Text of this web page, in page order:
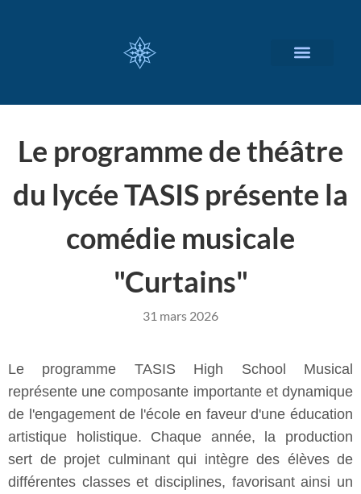
Le programme de théâtre
du lycée TASIS présente la
comédie musicale
"Curtains"
31 mars 2026
Le programme TASIS High School Musical
représente une composante importante et dynamique
de l'engagement de l'école en faveur d'une éducation
artistique holistique. Chaque année, la production
sert de projet culminant qui intègre des élèves de
différentes classes et disciplines, favorisant ainsi un